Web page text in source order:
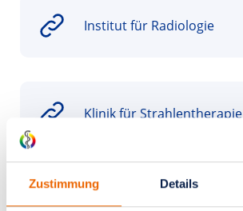
Zustimmung Details
Institut für Radiologie
Klinik für Strahlentherapie
Klinik für Nuklearmedizin